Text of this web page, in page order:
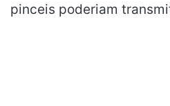
pinceis poderiam